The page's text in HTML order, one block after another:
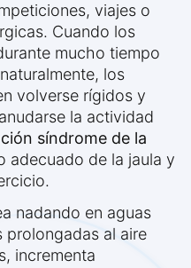
viajes o
Cuando los
mucho tiempo
los
volverse rígidos y
la actividad
síndrome de la
adecuado de la jaula y
nadando en aguas
prolongadas al aire
incrementa